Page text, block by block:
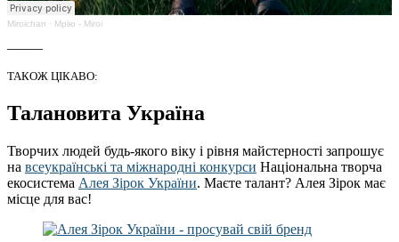
Miroichan · Мрію - Miroi
ТАКОЖ ЦІКАВО:
Талановита Україна
Творчих людей будь-якого віку і рівня майстерності запрошує
на всеукраїнські та міжнародні конкурси Національна творча
екосистема Алея Зірок України. Маєте талант? Алея Зірок має
місце для вас!